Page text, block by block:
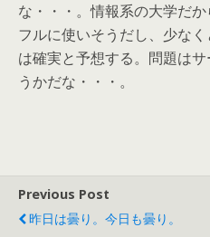
な・・・。情報系の大学だ
フルに使いそうだし、少な
は確実と予想する。問題は
うかだな・・・。
Previous Post
昨日は曇り。今日も曇り。